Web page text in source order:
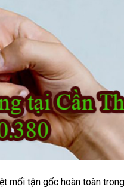
mối tận gốc hoàn toàn